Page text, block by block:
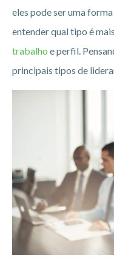
eles pode ser uma
entender qual tipo é
trabalho e perfil.
principais tipos de